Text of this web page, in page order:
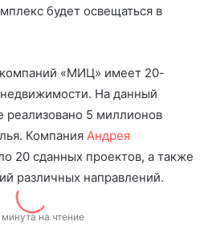
будет освещаться в
«МИЦ» имеет 20-
На данный
5 миллионов
Компания Андрея
20 сданных проектов, а также
различных направлений.
минута на чтение